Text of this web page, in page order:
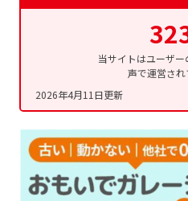
当サイトはユーザ
声で運営され
2026年4月11日更新